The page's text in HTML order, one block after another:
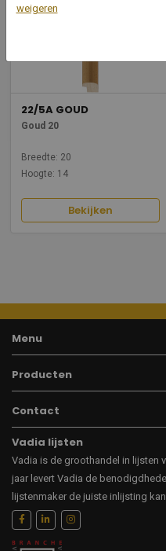
22/5A GOUD
Goud 20
Breedte: 20
Hoogte: 14
Bekijken
Menu
Producten
Contact
Vadia lijsten
Vadia is de groothandel in lijsten
jaar levert Vadia de
lijstenmaker de juiste inlijsting
weigeren